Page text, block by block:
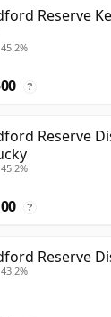
Reserve
?
Reserve
?
Reserve